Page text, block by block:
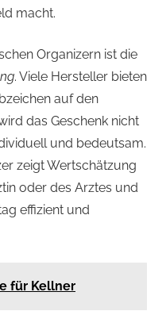
macht.
Organizern ist die
. Viele Hersteller bieten
auf den
das Geschenk nicht
und bedeutsam.
zeigt Wertschätzung
oder des Arztes und
effizient und
für Kellner